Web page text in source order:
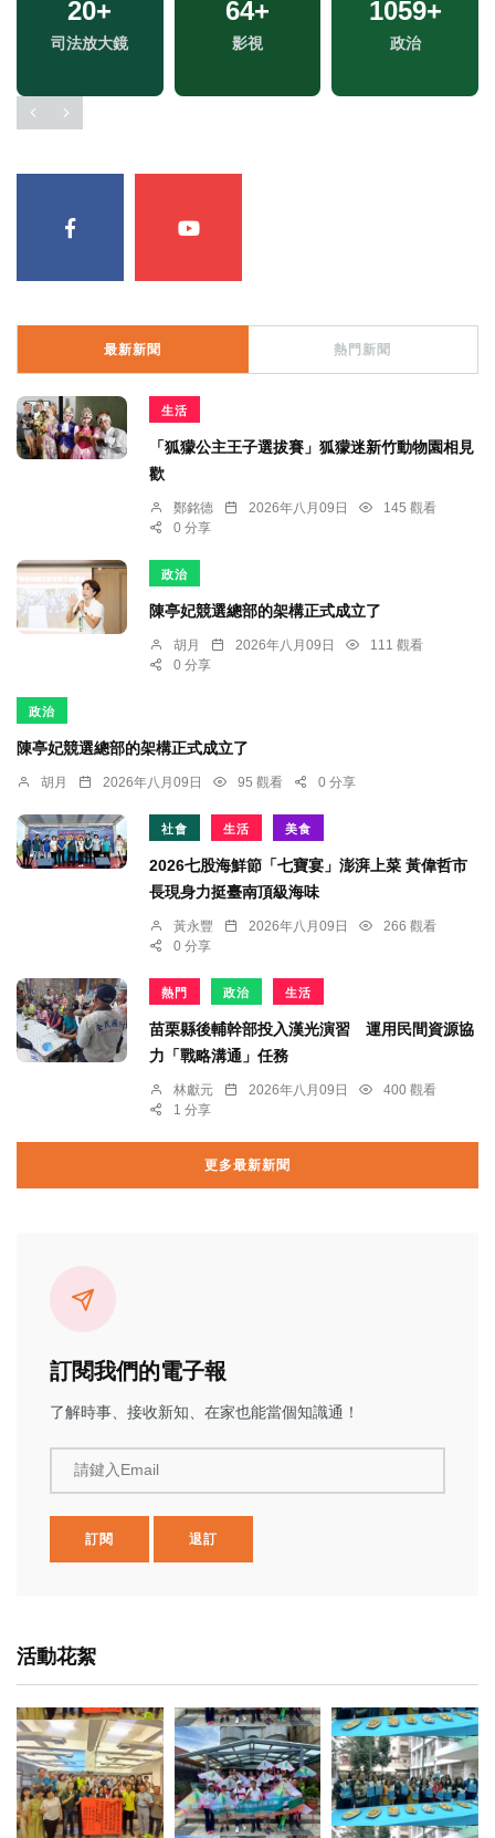
20+
司法放大鏡
64+
影視
1059+
政治
161+
運動
1463+
生活
最新新聞 熱門新聞
生活
「狐獴公主王子選拔賽」狐獴迷新竹動物園相見
歡
鄭銘德 2026年八月09日
145 觀看
0 分享
政治
陳亭妃競選總部的架構正式成立了
胡月 2026年八月09日
111 觀看
0 分享
政治
陳亭妃競選總部的架構正式成立了
胡月 2026年八月09日 95 觀看 0 分享
社會 生活 美食
2026七股海鮮節「七寶宴」澎湃上菜 黃偉哲市
長現身力挺臺南頂級海味
黃永豐 2026年八月09日
266 觀看
0 分享
熱門 政治 生活
苗栗縣後輔幹部投入漢光演習 運用民間資源協
力「戰略溝通」任務
林獻元 2026年八月09日
400 觀看
1 分享
更多最新新聞
訂閱我們的電子報
了解時事、接收新知、在家也能當個知識通！
請鍵入Email
訂閱 退訂
活動花絮